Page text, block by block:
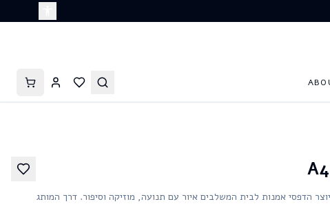
הדפסי אמנות לבית המשלבים איור עם תנועה, מוזיקה וסיפור. דרך המותג